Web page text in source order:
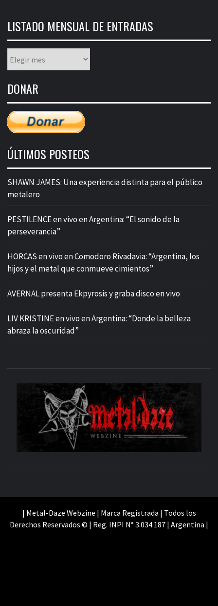
LISTADO MENSUAL DE ENTRADAS
mensual
entradas
DONAR
ÚLTIMOS POSTEOS
SHAWN JAMES: Una experiencia distinta para el público
metalero
PESTILENCE en vivo en Argentina: “El sonido de la
perseverancia”
HORCAS en vivo en Comodoro Rivadavia: “Argentina, los
hijos y el metal que conmueve cimientos”
AVERNAL presenta Ekpyrosis y graba disco en vivo
LIV KRISTINE en vivo en Argentina: “Donde la belleza
abraza la oscuridad”
| Metal-Daze Webzine | Marca Registrada | Todos los
Derechos Reservados © | Reg. INPI N° 3.034.187 | Argentina |